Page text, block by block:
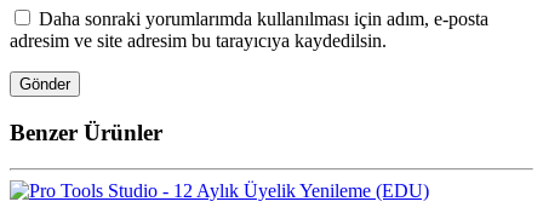
Daha sonraki yorumlarımda kullanılması için adım, e-posta
adresim ve site adresim bu tarayıcıya kaydedilsin.
Benzer Ürünler